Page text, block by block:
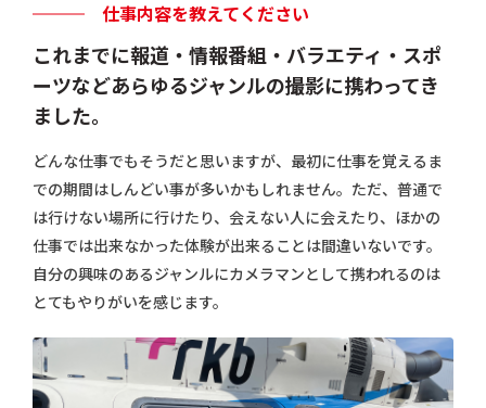
仕事内容を教えてください
これまでに報道・情報番組・バラエティ・スポ
ーツなどあらゆるジャンルの撮影に携わってき
ました。
どんな仕事でもそうだと思いますが、最初に仕事を覚えるま
での期間はしんどい事が多いかもしれません。ただ、普通で
は行けない場所に行けたり、会えない人に会えたり、ほかの
仕事では出来なかった体験が出来ることは間違いないです。
自分の興味のあるジャンルにカメラマンとして携われるのは
とてもやりがいを感じます。